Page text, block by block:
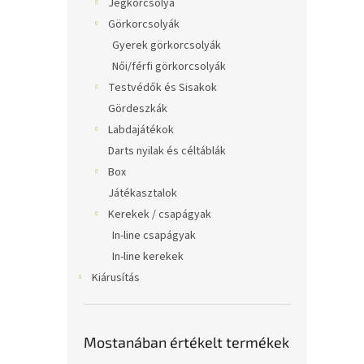
Jégkorcsolya
Görkorcsolyák
Gyerek görkorcsolyák
Női/férfi görkorcsolyák
Testvédők és Sisakok
Gördeszkák
Labdajátékok
Darts nyilak és céltáblák
Box
Játékasztalok
Kerekek / csapágyak
In-line csapágyak
In-line kerekek
Kiárusítás
Mostanában értékelt termékek